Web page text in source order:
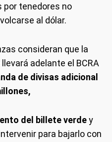
por tenedores no
al dólar.
consideran que la
adelante el BCRA
de divisas adicional
del billete verdey
para bajarlo con